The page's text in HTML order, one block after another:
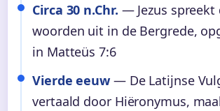
Circa 30 n.Chr. — Jezus spreekt
woorden uit in de Bergrede,
in Matteüs 7:6
Vierde eeuw — De Latijnse
vertaald door Hiëronymus,